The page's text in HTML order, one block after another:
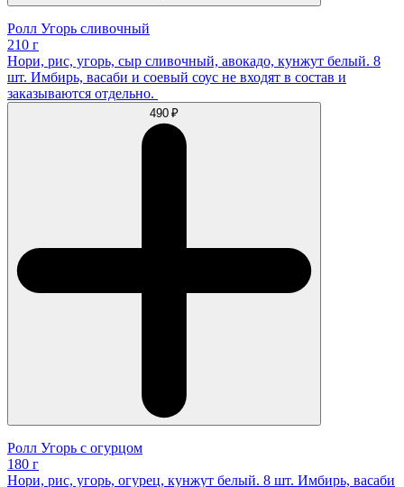
Ролл Угорь сливочный
210 г
Нори, рис, угорь, сыр сливочный, авокадо, кунжут белый. 8
шт. Имбирь, васаби и соевый соус не входят в состав и
заказываются отдельно.
490 ₽
Ролл Угорь с огурцом
180 г
Нори, рис, угорь, огурец, кунжут белый. 8 шт. Имбирь, васаби